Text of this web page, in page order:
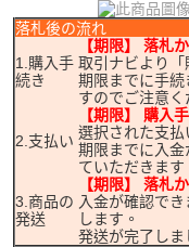
落札後の流れ
1.購入手
続き
【期限】 落札
取引ナビより「
期限までに手
すのでご注意く
2.支払い
【期限】 購入
選択された支払
期限までに入
ていただきます
3.商品の
発送
【期限】 落札
入金が確認で
します。
発送が完了しま